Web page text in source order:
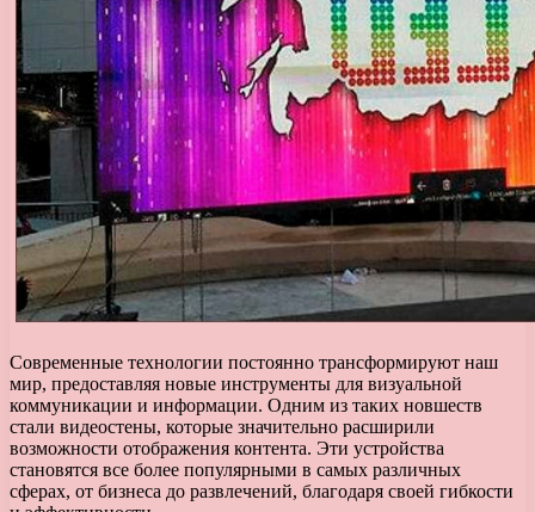
Современные технологии постоянно трансформируют наш
мир, предоставляя новые инструменты для визуальной
коммуникации и информации. Одним из таких новшеств
стали видеостены, которые значительно расширили
возможности отображения контента. Эти устройства
становятся все более популярными в самых различных
сферах, от бизнеса до развлечений, благодаря своей гибкости